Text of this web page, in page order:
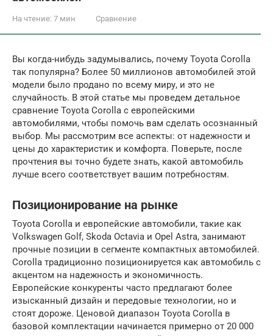
На чтение: 7 мин Сравнение
Вы когда-нибудь задумывались, почему Toyota Corolla
так популярна? Более 50 миллионов автомобилей этой
модели было продано по всему миру, и это не
случайность. В этой статье мы проведем детальное
сравнение Toyota Corolla с европейскими
автомобилями, чтобы помочь вам сделать осознанный
выбор. Мы рассмотрим все аспекты: от надежности и
цены до характеристик и комфорта. Поверьте, после
прочтения вы точно будете знать, какой автомобиль
лучше всего соответствует вашим потребностям.
Позиционирование на рынке
Toyota Corolla и европейские автомобили, такие как
Volkswagen Golf, Skoda Octavia и Opel Astra, занимают
прочные позиции в сегменте компактных автомобилей.
Corolla традиционно позиционируется как автомобиль с
акцентом на надежность и экономичность.
Европейские конкуренты часто предлагают более
изысканный дизайн и передовые технологии, но и
стоят дороже. Ценовой диапазон Toyota Corolla в
базовой комплектации начинается примерно от 20 000